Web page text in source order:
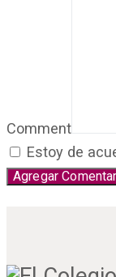
Comment
Estoy de